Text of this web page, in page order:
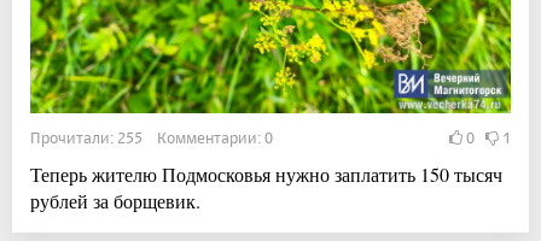
Прочитали: 255 Комментарии: 0 0 1
Теперь жителю Подмосковья нужно заплатить 150 тысяч
рублей за борщевик.